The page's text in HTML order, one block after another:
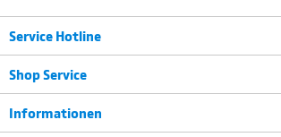
Service Hotline
Shop Service
Informationen